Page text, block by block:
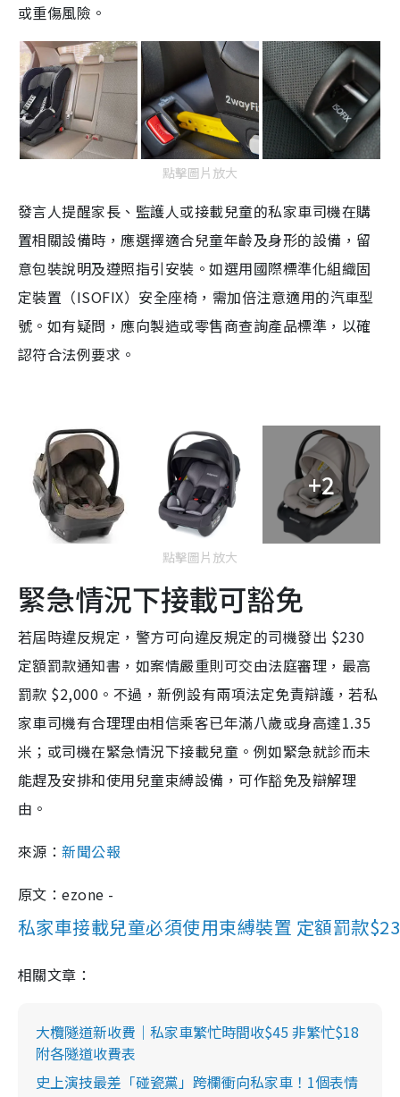
或重傷風險。
點擊圖片放大
發言人提醒家長、監護人或接載兒童的私家車司機在購
置相關設備時，應選擇適合兒童年齡及身形的設備，留
意包裝說明及遵照指引安裝。如選用國際標準化組織固
定裝置（ISOFIX）安全座椅，需加倍注意適用的汽車型
號。如有疑問，應向製造或零售商查詢產品標準，以確
認符合法例要求。
+2
點擊圖片放大
緊急情況下接載可豁免
若屆時違反規定，警方可向違反規定的司機發出 $230
定額罰款通知書，如案情嚴重則可交由法庭審理，最高
罰款 $2,000。不過，新例設有兩項法定免責辯護，若私
家車司機有合理理由相信乘客已年滿八歲或身高達1.35
米；或司機在緊急情況下接載兒童。例如緊急就診而未
能趕及安排和使用兒童束縛設備，可作豁免及辯解理
由。
來源：新聞公報
原文：ezone -
私家車接載兒童必須使用束縛裝置 定額罰款
相關文章：
大欖隧道新收費｜私家車繁忙時間收$45 非繁忙$18
附各隧道收費表
史上演技最差「碰瓷黨」跨欄衝向私家車！1個表情